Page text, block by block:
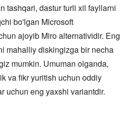
tashqari, dastur turli xil fayllarni
bo'lgan Microsoft
ajoyib Miro alternatividir. Eng
mahalliy diskingizga bir necha
mumkin. Umuman olganda,
va fikr yuritish uchun oddiy
uchun eng yaxshi variantdir.